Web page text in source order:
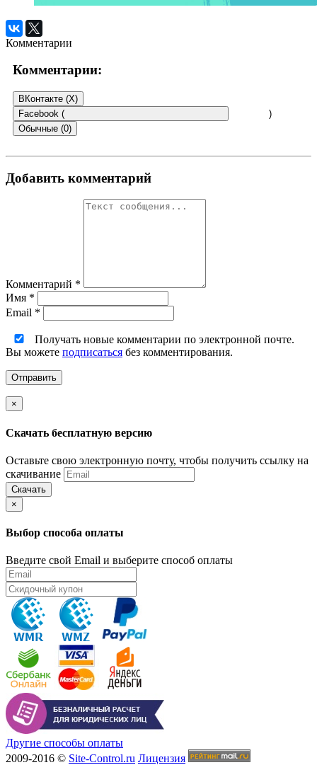
Комментарии
Комментарии:
ВКонтакте (X)
Facebook (
)
Обычные (0)
Добавить комментарий
Комментарий *
Имя *
Email *
Получать новые комментарии по электронной почте.
Вы можете подписаться без комментирования.
×
Скачать бесплатную версию
Оставьте свою электронную почту, чтобы получить ссылку на
скачивание
Скачать
×
Выбор способа оплаты
Введите свой Email и выберите способ оплаты
Другие способы оплаты
2009-2016 © Site-Control.ru Лицензия